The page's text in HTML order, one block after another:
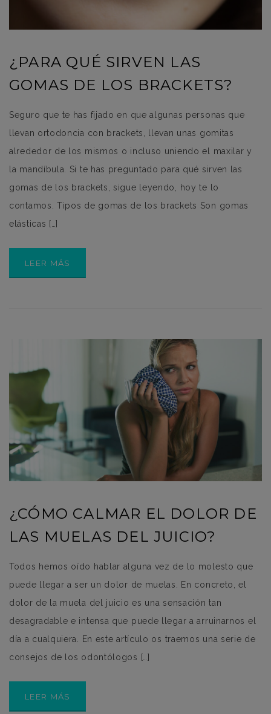
¿PARA QUÉ SIRVEN LAS
GOMAS DE LOS BRACKETS?
Seguro que te has fijado en que algunas personas que
llevan ortodoncia con brackets, llevan unas gomitas
alrededor de los mismos o incluso uniendo el maxilar y
la mandíbula. Si te has preguntado para qué sirven las
gomas de los brackets, sigue leyendo, hoy te lo
contamos. Tipos de gomas de los brackets Son gomas
elásticas […]
LEER MÁS
¿CÓMO CALMAR EL DOLOR DE
LAS MUELAS DEL JUICIO?
Todos hemos oído hablar alguna vez de lo molesto que
puede llegar a ser un dolor de muelas. En concreto, el
dolor de la muela del juicio es una sensación tan
desagradable e intensa que puede llegar a arruinarnos el
día a cualquiera. En este artículo os traemos una serie de
consejos de los odontólogos […]
LEER MÁS